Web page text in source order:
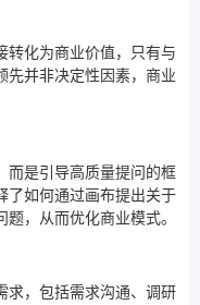
转化为商业价值，只有与
先并非决定性因素，商业
而是引导高质量提问的框
了如何通过画布提出关于
，从而优化商业模式。
求，包括需求沟通、调研